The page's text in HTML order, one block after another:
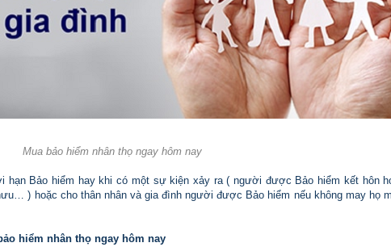
nhân thọ ngay hôm nay
hạn Bảo hiểm hay khi có một sự kiện xảy ra ( người được Bảo hiểm kết hôn
) hoặc cho thân nhân và gia đình người được Bảo hiểm nếu không may họ
hiểm nhân thọ ngay hôm nay